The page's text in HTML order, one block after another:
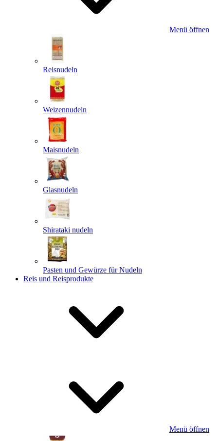
Menü öffnen
Reisnudeln
Weizennudeln
Maisnudeln
Glasnudeln
Shirataki nudeln
Pasten und Gewürze für Nudeln
Reis und Reisprodukte
Menü öffnen